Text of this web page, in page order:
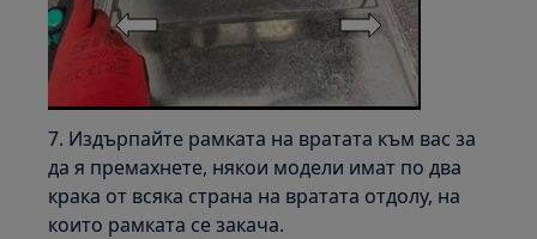
7. Издърпайте рамката на вратата към вас за
да я премахнете, някои модели имат по два
крака от всяка страна на вратата отдолу, на
които рамката се закача.